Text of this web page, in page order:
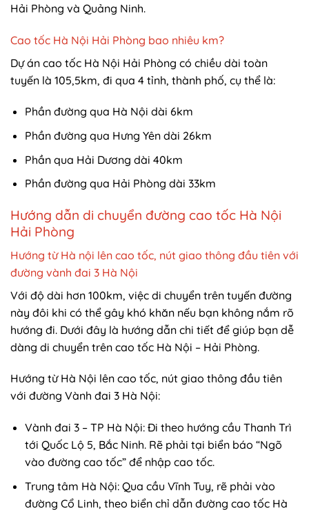
Hải Phòng và Quảng Ninh.
Cao tốc Hà Nội Hải Phòng bao nhiêu km?
Dự án cao tốc Hà Nội Hải Phòng có chiều dài toàn
tuyến là 105,5km, đi qua 4 tỉnh, thành phố, cụ thể là:
Phần đường qua Hà Nội dài 6km
Phần đường qua Hưng Yên dài 26km
Phần qua Hải Dương dài 40km
Phần đường qua Hải Phòng dài 33km
Hướng dẫn di chuyển đường cao tốc Hà Nội
Hải Phòng
Hướng từ Hà nội lên cao tốc, nút giao thông đầu tiên với
đường vành đai 3 Hà Nội
Với độ dài hơn 100km, việc di chuyển trên tuyến đường
này đôi khi có thể gây khó khăn nếu bạn không nắm rõ
hướng đi. Dưới đây là hướng dẫn chi tiết để giúp bạn dễ
dàng di chuyển trên cao tốc Hà Nội – Hải Phòng.
Hướng từ Hà Nội lên cao tốc, nút giao thông đầu tiên
với đường Vành đai 3 Hà Nội:
Vành đai 3 – TP Hà Nội: Đi theo hướng cầu Thanh Trì
tới Quốc Lộ 5, Bắc Ninh. Rẽ phải tại biển báo “Ngõ
vào đường cao tốc” để nhập cao tốc.
Trung tâm Hà Nội: Qua cầu Vĩnh Tuy, rẽ phải vào
đường Cổ Linh, theo biển chỉ dẫn đường cao tốc Hà